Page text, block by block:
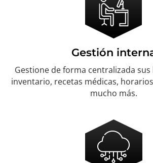
Gestión
Gestione de forma centralizada sus
inventario, recetas médicas,
mucho más.